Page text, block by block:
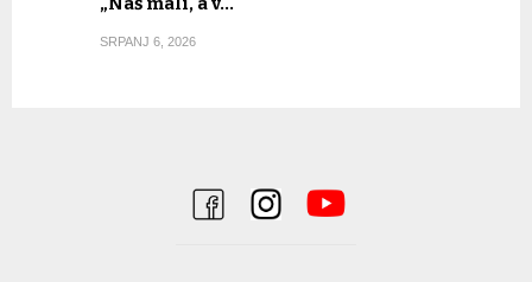
SRPANJ 6, 2026